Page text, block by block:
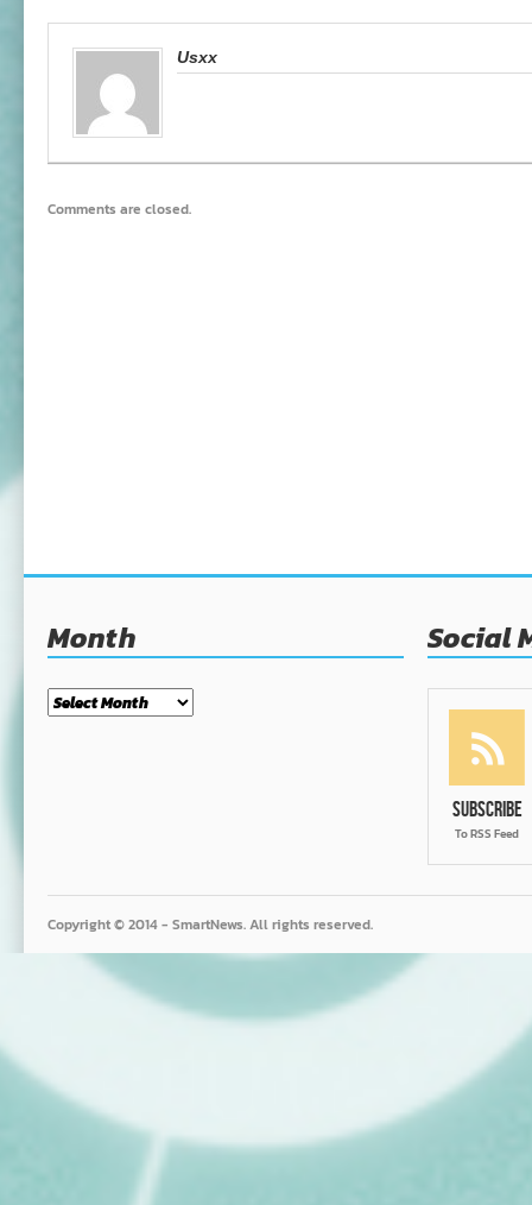
Usxx
Comments are closed.
Month
Month
Social
Subscribe
To RSS Feed
Copyright © 2014 - SmartNews. All rights reserved.